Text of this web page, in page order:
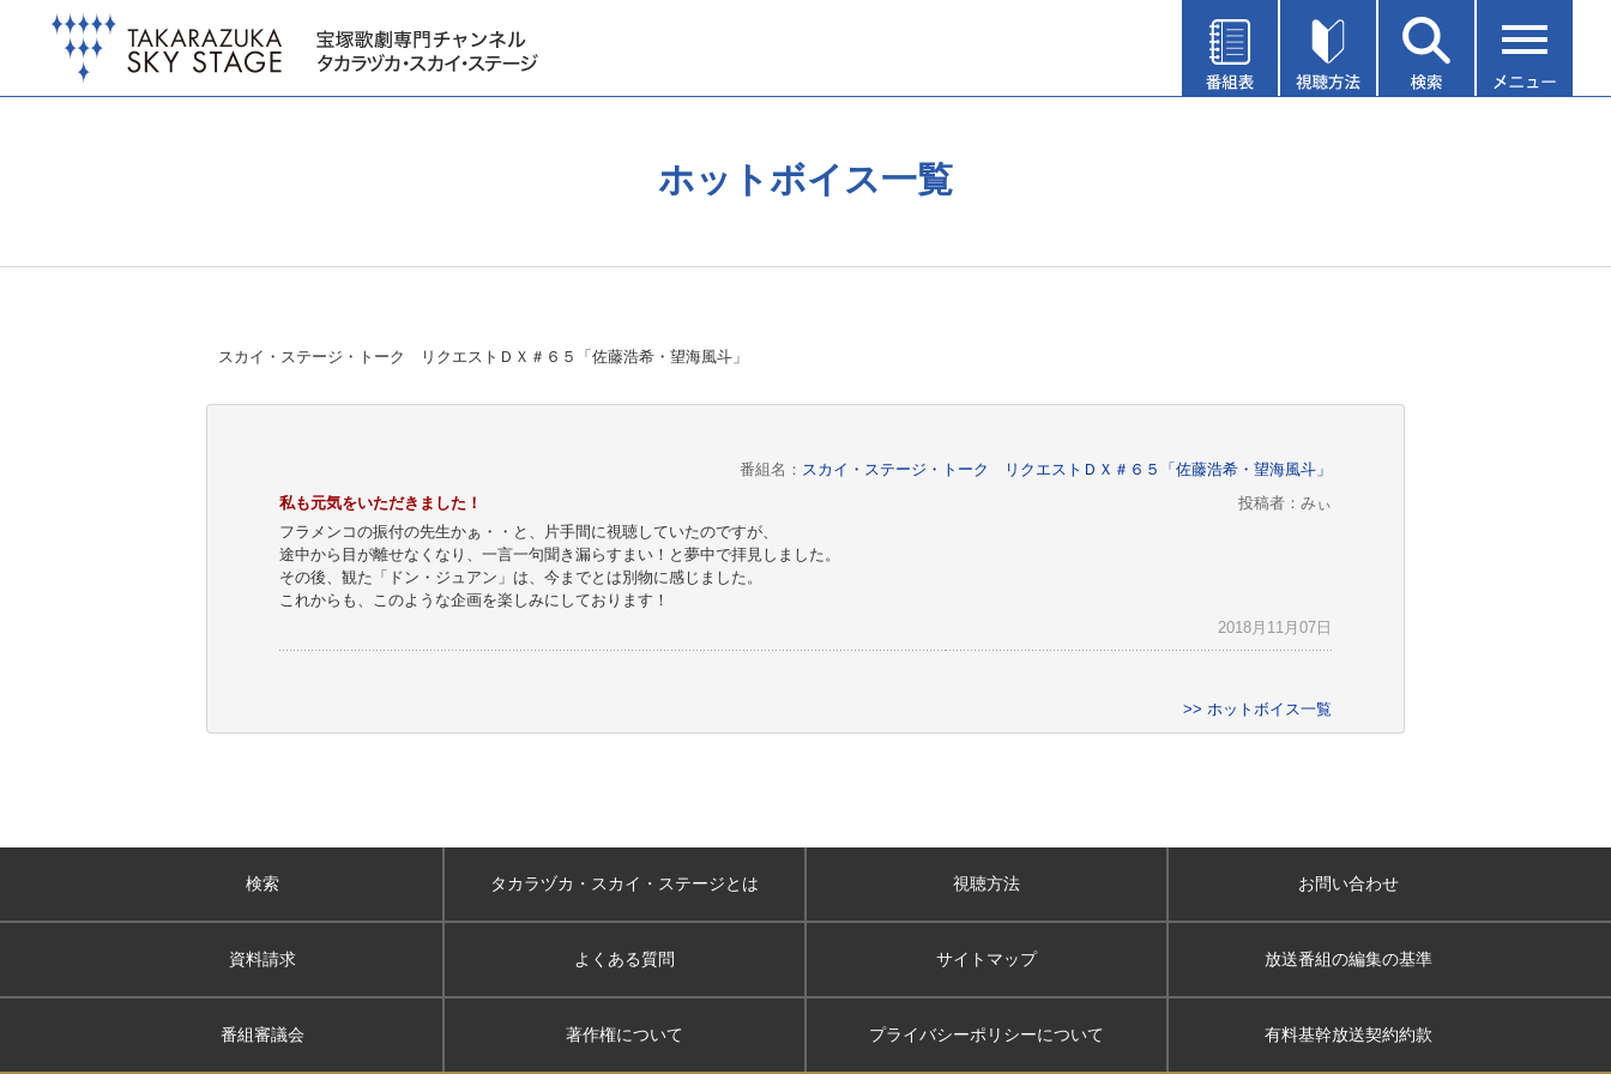
ホットボイス一覧
スカイ・ステージ・トーク リクエストＤＸ＃６５「佐藤浩希・望海風斗」
番組名： スカイ・ステージ・トーク リクエストＤＸ＃６５「佐藤浩希・望海風斗」
私も元気をいただきました！
投稿者：みぃ
フラメンコの振付の先生かぁ・・と、片手間に視聴していたのですが、
途中から目が離せなくなり、一言一句聞き漏らすまい！と夢中で拝見しました。
その後、観た「ドン・ジュアン」は、今までとは別物に感じました。
これからも、このような企画を楽しみにしております！
2018月11月07日
>> ホットボイス一覧
検索 タカラヅカ・スカイ ・ステージとは 視聴方法 お問い合わせ
資料請求 よくある質問 サイトマップ 放送番組の編集の基準
番組審議会 著作権について プライバシーポリシーについて 有料基幹放送契約約款